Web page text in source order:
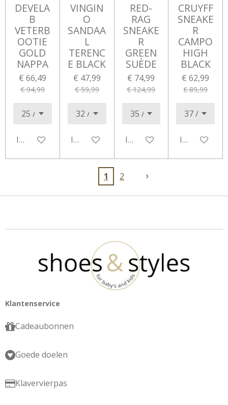
DEVELA
B
VETERB
OOTIE
GOLD
NAPPA
€ 66,49
€ 94,99
In winkelwagen
VINGIN
O
SANDAA
L
TERENC
E BLACK
€ 47,99
€ 59,99
In winkelwagen
RED-
RAG
SNEAKE
R
GREEN
SUÈDE
€ 74,99
€ 124,99
In winkelwagen
CRUYFF
SNEAKE
R
CAMPO
HIGH
BLACK
€ 62,99
€ 89,99
In
1 2
Klantenservice
Cadeaubonnen
Goede doelen
Klavervierpas